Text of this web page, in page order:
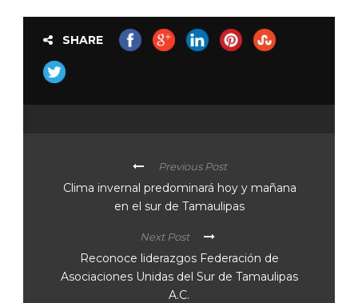
SHARE
Previous Post
Clima invernal predominará hoy y mañana
en el sur de Tamaulipas
Next Post
Reconoce liderazgos Federación de
Asociaciones Unidas del Sur de Tamaulipas
A.C.